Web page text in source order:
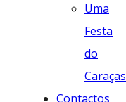
Uma
Festa
do
Caraças
Contactos